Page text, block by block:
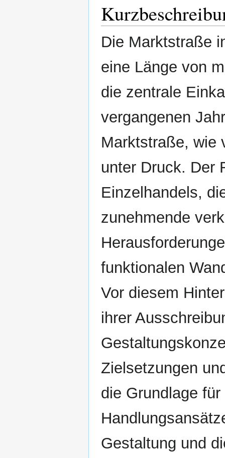
Die Marktstraße
eine Länge von
die zentrale
vergangenen
Marktstraße, wie
unter Druck. Der
Einzelhandels,
zunehmende
funktionalen
Vor diesem
ihrer
Zielsetzungen
die Grundlage
Gestaltung und